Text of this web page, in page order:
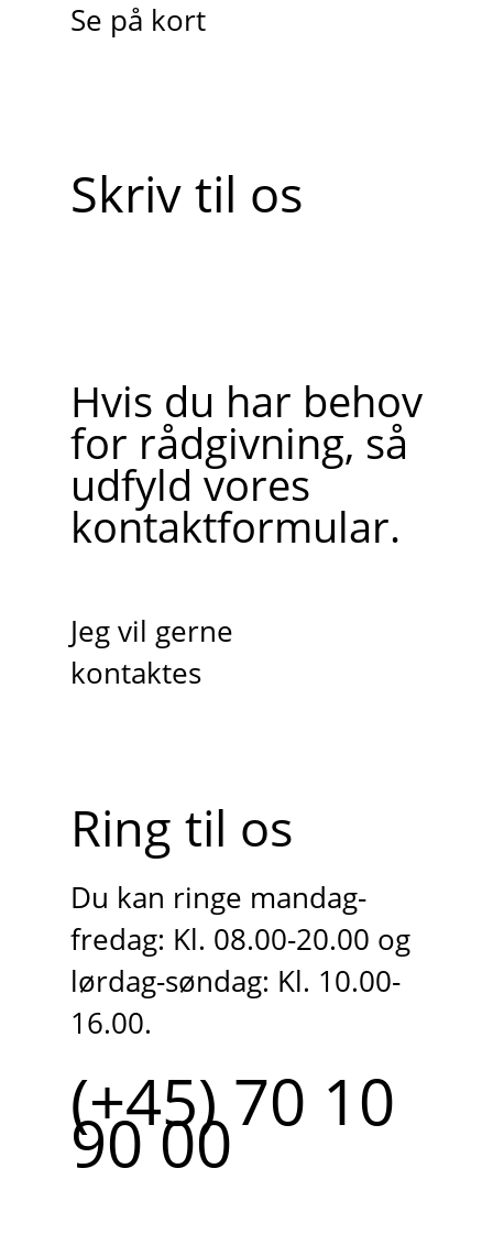
Se på kort
Skriv til os
Hvis du har behov
for rådgivning, så
udfyld vores
kontaktformular.
Jeg vil gerne
kontaktes
Ring til os
Du kan ringe mandag-
fredag: Kl. 08.00-20.00 og
lørdag-søndag: Kl. 10.00-
16.00.
(+45) 70 10
90 00